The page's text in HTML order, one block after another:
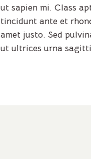
ut sapien mi. Class
tincidunt ante et
amet justo. Sed
ut ultrices urna